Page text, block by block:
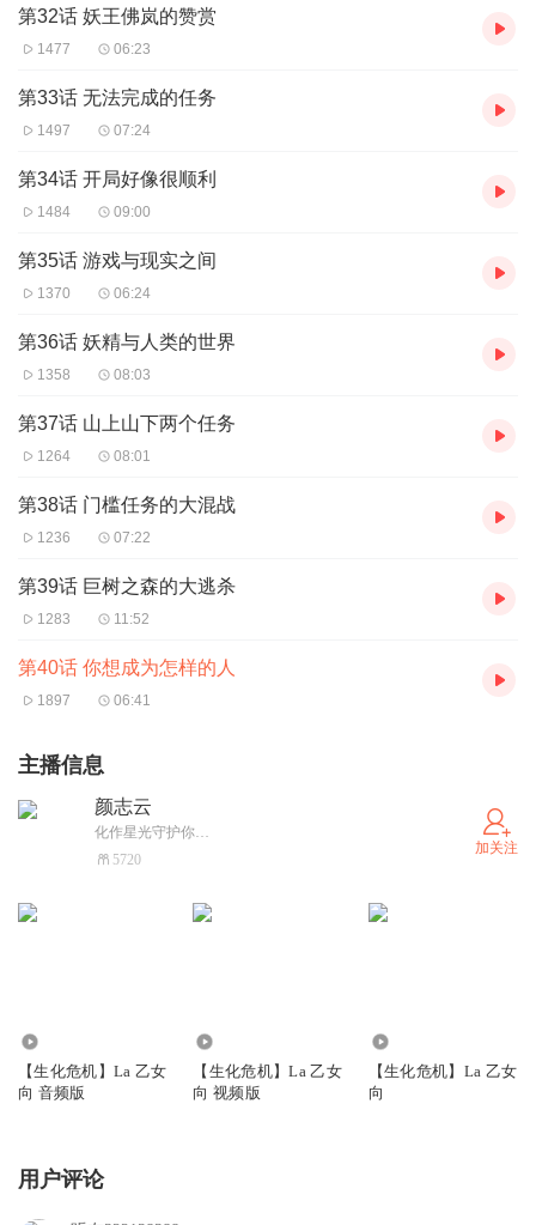
第32话 妖王佛岚的赞赏
1477 06:23
第33话 无法完成的任务
1497 07:24
第34话 开局好像很顺利
1484 09:00
第35话 游戏与现实之间
1370 06:24
第36话 妖精与人类的世界
1358 08:03
第37话 山上山下两个任务
1264 08:01
第38话 门槛任务的大混战
1236 07:22
第39话 巨树之森的大逃杀
1283 11:52
第40话 你想成为怎样的人
1897 06:41
主播信息
颜志云
化作星光守护你…
5720
加关注
【生化危机】La 乙女
向 音频版
【生化危机】La 乙女
向 视频版
【生化危机】La 乙女
向
用户评论